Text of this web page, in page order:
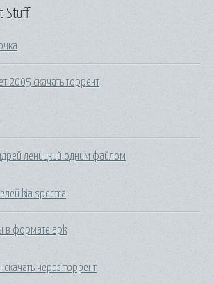
Stuff
2005 скачать торрент
леницкий одним файлом
kia spectra
в формате apk
скачать через торрент